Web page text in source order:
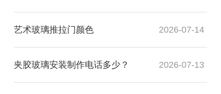
艺术玻璃推拉门颜色 2026-07-14
夹胶玻璃安装制作电话多少？ 2026-07-13